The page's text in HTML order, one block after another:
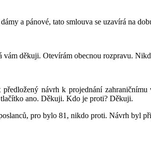
a pánové, tato smlouva se uzavírá na
vám děkuji. Otevírám obecnou rozpravu.
návrh k projednání
ano. Děkuji. Kdo je proti? Děkuji.
pro bylo 81, nikdo proti. Návrh byl